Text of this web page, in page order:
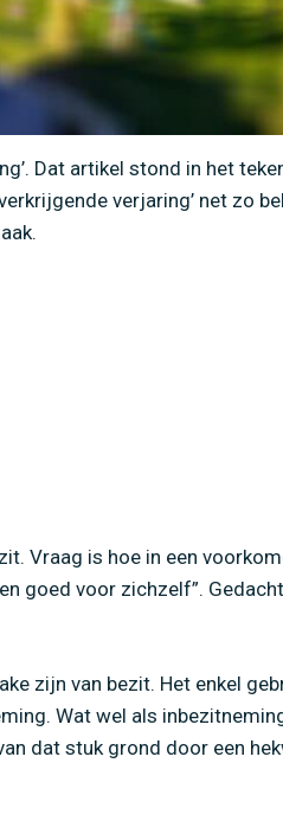
Dat artikel stond in het
verjaring’ net zo
Vraag is hoe in een
goed voor zichzelf”.
zijn van bezit. Het enkel
Wat wel als
dat stuk grond door een